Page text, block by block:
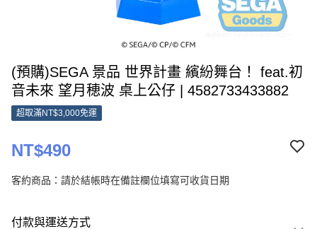
(預購)SEGA 景品 世界計畫 繽紛舞台！ feat.初
音未來 望月穂波 桌上公仔 | 4582733433882
超取滿NT$3,000免運
NT$490
客約商品：請於結帳時在備註欄位填寫可收貨日期
付款與運送方式